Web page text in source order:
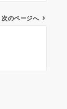
次のページへ